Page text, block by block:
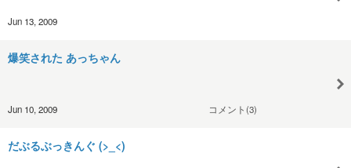
Jun 13, 2009
爆笑された あっちゃん
Jun 10, 2009 コメント(3)
だぶるぶっきんぐ (>_<)